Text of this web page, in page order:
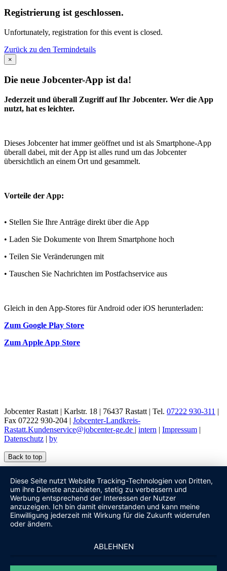
Registrierung ist geschlossen.
Unfortunately, registration for this event is closed.
Zurück zu den Termindetails
×
Die neue Jobcenter-App ist da!
Jederzeit und überall Zugriff auf Ihr Jobcenter. Wer die App
nutzt, hat es leichter.
Dieses Jobcenter hat immer geöffnet und ist als Smartphone-App
überall dabei, mit der App ist alles rund um das Jobcenter
übersichtlich an einem Ort und gesammelt.
Vorteile der App:
• Stellen Sie Ihre Anträge direkt über die App
• Laden Sie Dokumente von Ihrem Smartphone hoch
• Teilen Sie Veränderungen mit
• Tauschen Sie Nachrichten im Postfachservice aus
Gleich in den App-Stores für Android oder iOS herunterladen:
Zum Google Play Store
Zum Apple App Store
Jobcenter Rastatt | Karlstr. 18 | 76437 Rastatt | Tel. 07222 930-311 |
Fax 07222 930-204 | Jobcenter-Landkreis-
Rastatt.Kundenservice@jobcenter-ge.de | intern | Impressum |
Datenschutz | by
Back to top
Diese Seite nutzt Website Tracking-Technologien von Dritten,
um ihre Dienste anzubieten, stetig zu verbessern und
Werbung entsprechend der Interessen der Nutzer
anzuzeigen. Ich bin damit einverstanden und kann meine
Einwilligung jederzeit mit Wirkung für die Zukunft widerrufen
oder ändern.
ABLEHNEN